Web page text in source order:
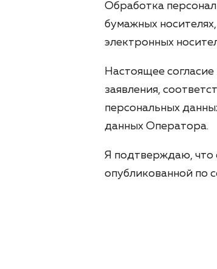
Обработка
бумажных
электронных
Настоящее
заявления,
персональных
данных Оператора.
Я подтверждаю, что
опубликованной по